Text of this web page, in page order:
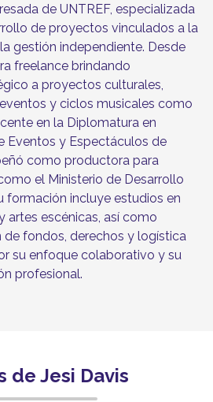
de UNTREF, especializada
de proyectos vinculados a la
gestión independiente. Desde
freelance brindando
a proyectos culturales,
y ciclos musicales como
en la Diplomatura en
Eventos y Espectáculos de
como productora para
el Ministerio de Desarrollo
formación incluye estudios en
artes escénicas, así como
de fondos, derechos y logística
su enfoque colaborativo y su
profesional.
de Jesi Davis